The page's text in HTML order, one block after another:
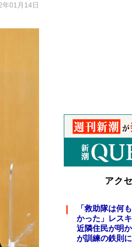
年01月14日
アク
「救助隊は何
かった」レス
近隣住民が明
が訓練の鉄則